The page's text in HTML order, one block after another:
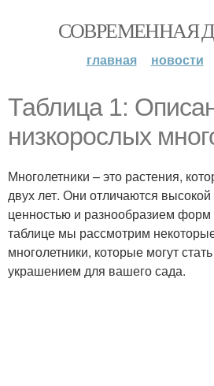
СОВРЕМЕННАЯ
главная новости
Таблица 1:
низкорослых
Многолетники – это растения,
двух лет. Они отличаются
ценностью и разнообразием форм
таблице мы рассмотрим
многолетники, которые могут
украшением для вашего сада.